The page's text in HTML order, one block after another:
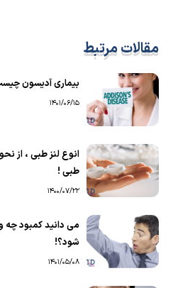
مقالات مرتبط
بیماری آدیسون
1401/06/15
انوع لنز طبی ، از
طبی !
1400/07/22
می دانید کمبود چه
شود؟!
1401/05/08